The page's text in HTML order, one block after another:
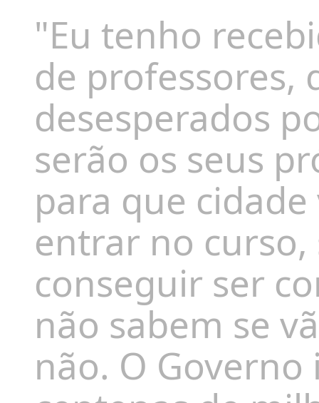
"Eu tenho
de professores,
desesperados
serão os seus
para que
entrar no
conseguir ser
não sabem se
não. O